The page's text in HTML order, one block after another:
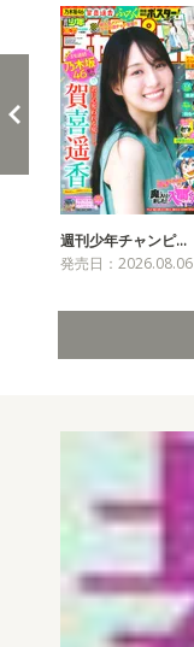
週刊少年チャンピ…
発売日：2026.08.06